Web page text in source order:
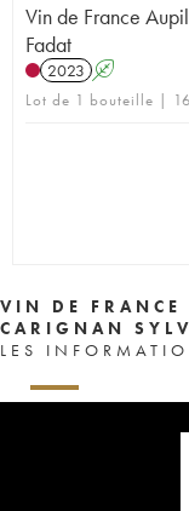
Vin de France
Fadat
2023 A
Lot de 1 bouteille |
VIN DE
CARIGNAN
LES